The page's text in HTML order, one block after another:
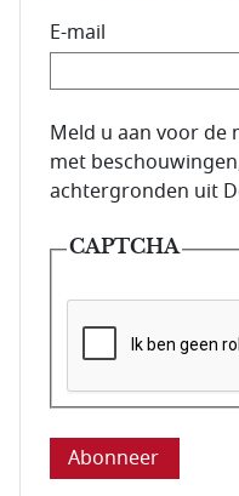
E-mail
E-mailadres van de
Meld u aan voor de
met
achtergronden uit
CAPTCHA
Deze vraag is om